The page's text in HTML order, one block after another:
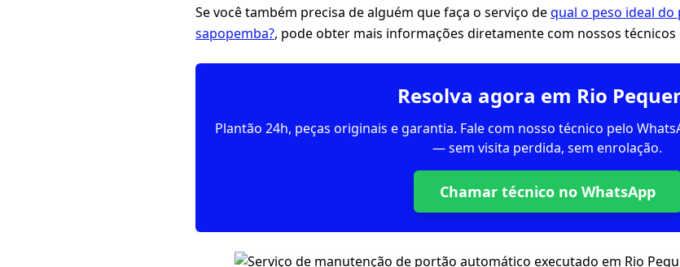
Se você também precisa de alguém que faça o serviço dequal o peso ideal
sapopemba?, pode obter mais informações diretamente com nossos técnicos
Resolva agora em Rio
Plantão 24h, peças originais e garantia. Fale com nosso técnico pelo
— sem visita perdida, sem enrolação.
Chamar técnico no WhatsApp